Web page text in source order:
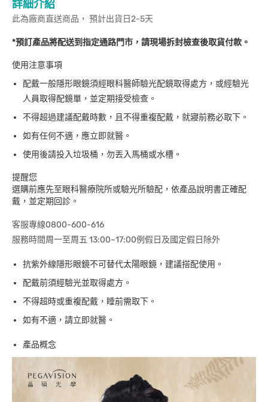
詳細介紹
此為廠商直送商品， 預計出貨日2-5天
*預訂產品將配送到指定通路門市，請現場拆封檢查後取貨付款。
使用注意事項
配戴一般隱形眼鏡須經眼科醫師驗光配鏡取得處方，或經驗光
人員取得配鏡單，並定期接受檢查。
不得超過建議配戴時數，且不得重複配戴，就寢前務必取下。
如有任何不適，應立即就醫。
使用後請投入垃圾桶，勿丟入馬桶或水槽。
提醒您
選購前應先至眼科醫療院所或驗光所驗配，依產品說明書正確配
戴，並定期回診。
客服專線0800-600-616
服務時間周一至周五 13:00~17:00例假日及國定假日除外
抗紫外線隱形眼鏡不可替代太陽眼鏡，建議搭配使用。
配戴前須經驗光並取得處方。
不得超時或重複配戴，睡前需取下。
如有不適，請立即就醫。
產品概念